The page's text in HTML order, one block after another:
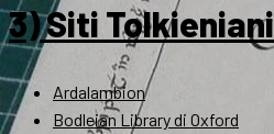
3) Siti Tolkieniani
Ardalambion
Bodleian Library di Oxford